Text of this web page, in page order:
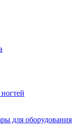
для оборудования